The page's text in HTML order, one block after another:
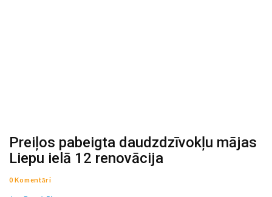
Preiļos pabeigta daudzdzīvokļu mājas
Liepu ielā 12 renovācija
0 Komentāri